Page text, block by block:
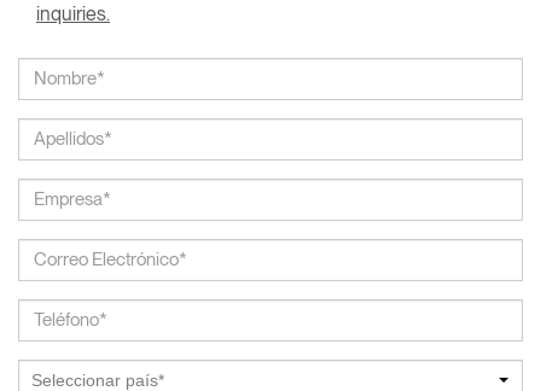
inquiries.
Seleccionar país*